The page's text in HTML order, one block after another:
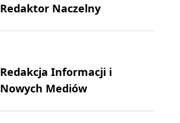
Redaktor Naczelny
Redakcja Informacji i
Nowych Mediów